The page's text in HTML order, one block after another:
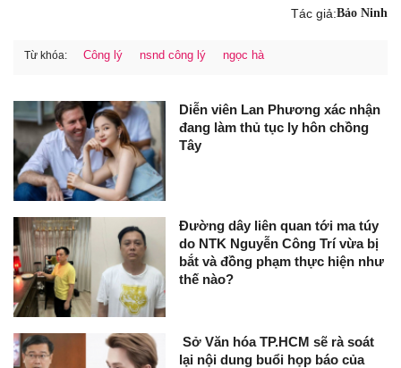
Tác giả:Bảo Ninh
Từ khóa: Công lý nsnd công lý ngọc hà
Diễn viên Lan Phương xác nhận
đang làm thủ tục ly hôn chồng
Tây
Đường dây liên quan tới ma túy
do NTK Nguyễn Công Trí vừa bị
bắt và đồng phạm thực hiện như
thế nào?
Sở Văn hóa TP.HCM sẽ rà soát
lại nội dung buổi họp báo của